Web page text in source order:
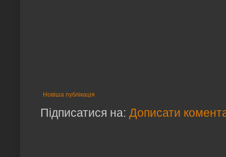
Новіша публікація
Підписатися на: Дописати